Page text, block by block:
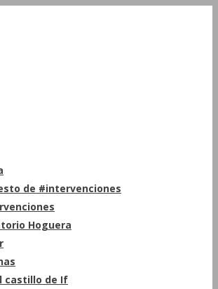
de #intervenciones
Hoguera
castillo de If